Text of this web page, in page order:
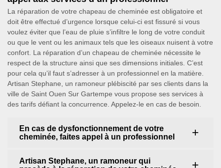
La réparation de votre chapeau de cheminée est obligatoire et
doit être effectué d’urgence lorsque celui-ci est fissuré si vous
voulez éviter que l’eau de pluie s’infiltre le long de votre conduit
ou que le vent ou les animaux tels que les oiseaux nuisent à votre
confort. La réparation d’un chapeau de cheminée nécessite le
respect de la structure ainsi que ses dimensions initiales. C’est
pour cela qu’il faut s’adresser à un professionnel en la matière.
Artisan Stephane, un ramoneur plébiscité par ses clients dans la
ville de Saint Ouen Sur Gartempe vous propose ses services à
des tarifs défiant la concurrence. Appelez-le en cas de besoin.
En cas de dysfonctionnement de votre
cheminée, faites appel à un professionnel
Artisan Stephane, un ramoneur qui